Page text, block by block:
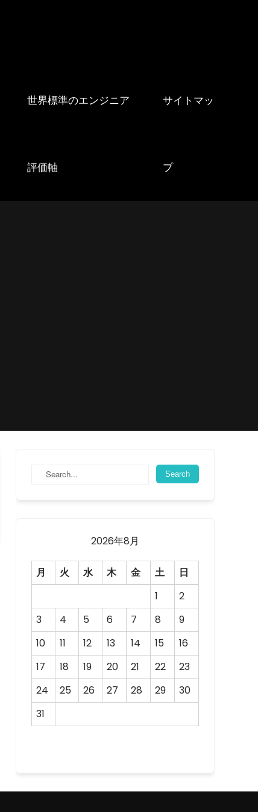
世界標準のエンジニア
評価軸
サイトマッ
プ
2026年8月
月 火 水 木 金 土
日
1
2
3
4 5 6 7 8
9
10
11 12 13 14 15
16
17
18 19 20 21 22
23
24
25 26 27 28 29
30
31